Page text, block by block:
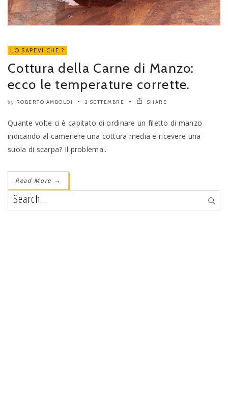
LO SAPEVI CHE ?
Cottura della Carne di Manzo:
ecco le temperature corrette.
by ROBERTO AMBOLDI 2 SETTEMBRE SHARE
Quante volte ci è capitato di ordinare un filetto di manzo
indicando al cameriere una cottura media e ricevere una
suola di scarpa? Il problema..
Read More →